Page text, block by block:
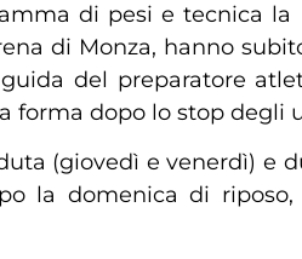
di pesi e tecnica la
di Monza, hanno
del preparatore
forma dopo lo stop degli
(giovedì e venerdì) e
la domenica di